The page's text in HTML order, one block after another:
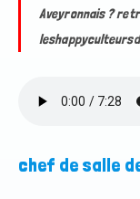
Aveyronnais ?
chef de salle